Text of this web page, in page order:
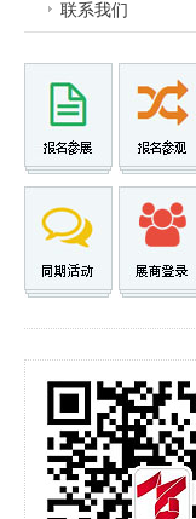
联系我们